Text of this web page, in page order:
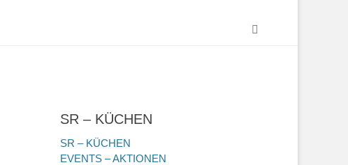
SR – KÜCHEN
SR – KÜCHEN
EVENTS – AKTIONEN